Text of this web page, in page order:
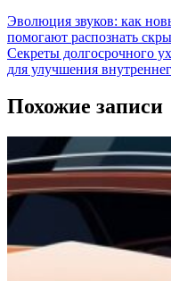
Эволюция звуков: как
помогают распознать
Секреты долгосрочного
для улучшения
Похожие записи